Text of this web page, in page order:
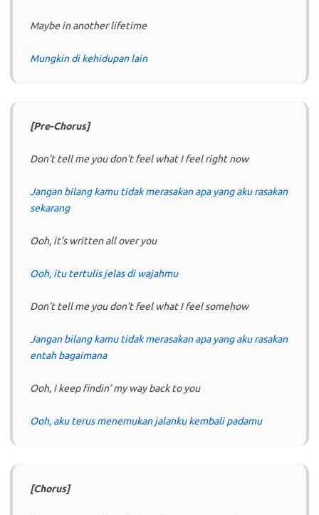
Maybe in another lifetime
Mungkin di kehidupan lain
[Pre-Chorus]
Don’t tell me you don’t feel what I feel right now
Jangan bilang kamu tidak merasakan apa yang aku rasakan
sekarang
Ooh, it’s written all over you
Ooh, itu tertulis jelas di wajahmu
Don’t tell me you don’t feel what I feel somehow
Jangan bilang kamu tidak merasakan apa yang aku rasakan
entah bagaimana
Ooh, I keep findin’ my way back to you
Ooh, aku terus menemukan jalanku kembali padamu
[Chorus]